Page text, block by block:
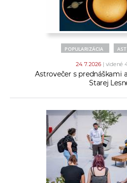
POPULARIZÁCIA
24. 7. 2026 | videné
Astrovečer s prednáškami
Starej